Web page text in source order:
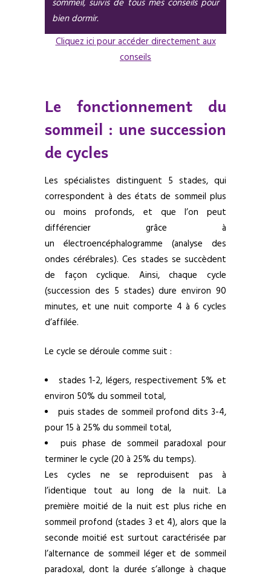
sommeil, suivis de tous mes conseils pour
bien dormir.
Cliquez ici pour accéder directement aux
conseils
Le fonctionnement du
sommeil : une succession
de cycles
Les spécialistes distinguent 5 stades, qui
correspondent à des états de sommeil plus
ou moins profonds, et que l’on peut
différencier grâce à
un électroencéphalogramme (analyse des
ondes cérébrales). Ces stades se succèdent
de façon cyclique. Ainsi, chaque cycle
(succession des 5 stades) dure environ 90
minutes, et une nuit comporte 4 à 6 cycles
d’affilée.
Le cycle se déroule comme suit :
stades 1-2, légers, respectivement 5% et
environ 50% du sommeil total,
puis stades de sommeil profond dits 3-4,
pour 15 à 25% du sommeil total,
puis phase de sommeil paradoxal pour
terminer le cycle (20 à 25% du temps).
Les cycles ne se reproduisent pas à
l’identique tout au long de la nuit. La
première moitié de la nuit est plus riche en
sommeil profond (stades 3 et 4), alors que la
seconde moitié est surtout caractérisée par
l’alternance de sommeil léger et de sommeil
paradoxal, dont la durée s’allonge à chaque